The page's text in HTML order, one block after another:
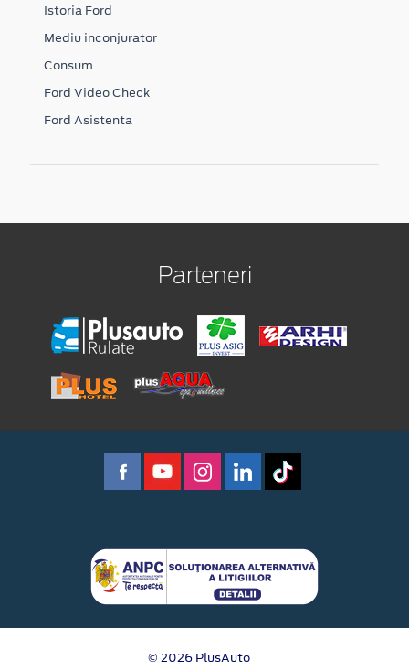
Istoria Ford
Mediu inconjurator
Consum
Ford Video Check
Ford Asistenta
Parteneri
© 2026 PlusAuto